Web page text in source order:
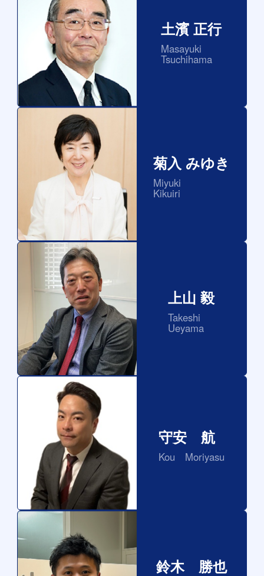
土濱 正行
Masayuki
Tsuchihama
菊入 みゆき
Miyuki
Kikuiri
上山 毅
Takeshi
Ueyama
守安 航
Kou Moriyasu
鈴木 勝也